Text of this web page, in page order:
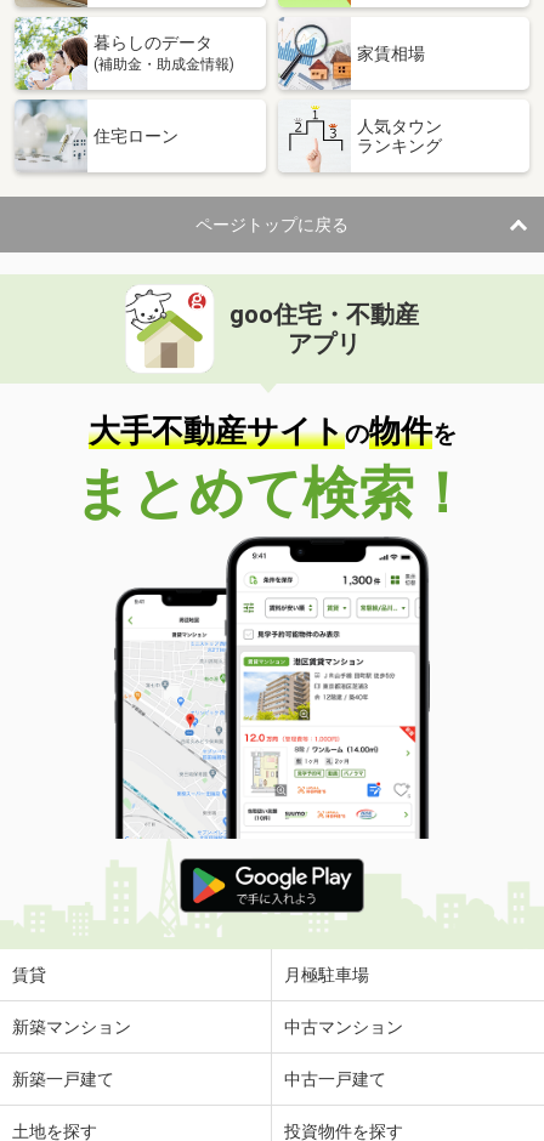
暮らしのデータ
(補助金・助成金情報)
家賃相場
住宅ローン
人気タウン
ランキング
ページトップに戻る
goo住宅・不動産
アプリ
大手不動産サイトの物件を
まとめて検索！
賃貸 月極駐車場
新築マンション 中古マンション
新築一戸建て 中古一戸建て
土地を探す 投資物件を探す